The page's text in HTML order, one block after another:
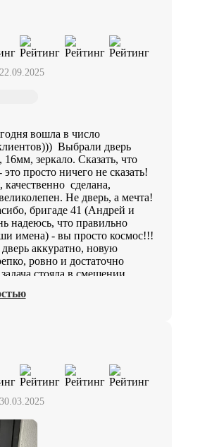
22.09.2025
вошла в число
Выбрали дверь
зеркало. Сказать, что
просто ничего не сказать!
сделана,
Не дверь, а мечта!
бригаде 41 (Андрей и
надеюсь, что правильно
имена) - вы просто космос!!!
аккуратно, новую
ровно и достаточно
стояла в смещении
очень довольны! Ребята
Побольше, ребята, на
и приятных отзывов)))
и премии от
Спасибо
30.03.2025